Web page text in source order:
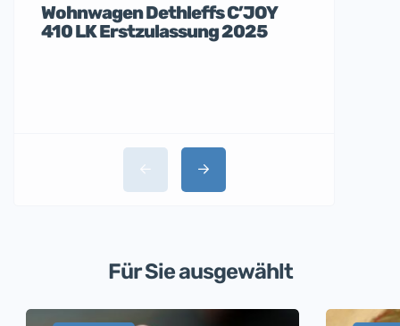
Wohnwagen Dethleffs C’JOY
410 LK Erstzulassung 2025
Für Sie ausgewählt